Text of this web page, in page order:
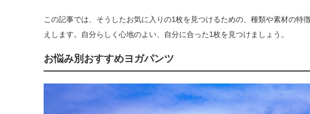
この記事では、そうしたお気に入りの1枚を見つけるための、種類や素材の特
えします。自分らしく心地のよい、自分に合った1枚を見つけましょう。
お悩み別おすすめヨガパンツ